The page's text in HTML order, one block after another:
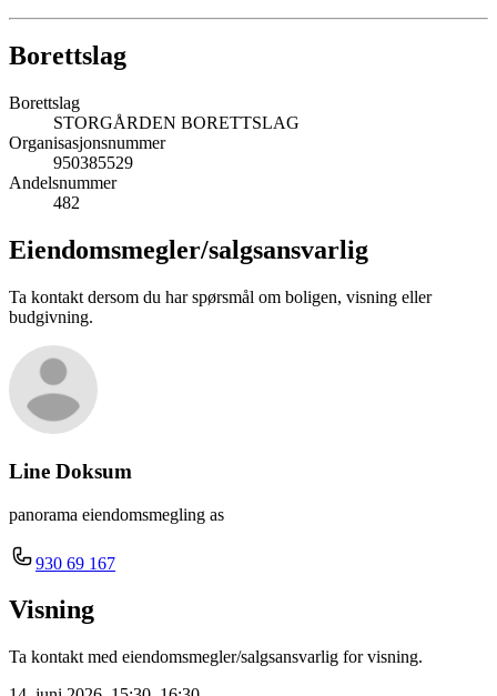
Borettslag
Borettslag
STORGÅRDEN BORETTSLAG
Organisasjonsnummer
950385529
Andelsnummer
482
Eiendomsmegler/salgsansvarlig
Ta kontakt dersom du har spørsmål om boligen, visning eller
budgivning.
Line Doksum
panorama eiendomsmegling as
930 69 167
Visning
Ta kontakt med eiendomsmegler/salgsansvarlig for visning.